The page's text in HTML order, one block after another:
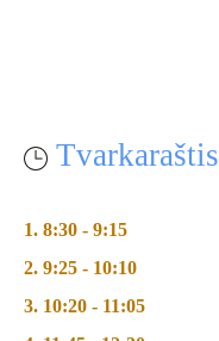
Tvarkaraštis
1. 8:30 - 9:15
2. 9:25 - 10:10
3. 10:20 - 11:05